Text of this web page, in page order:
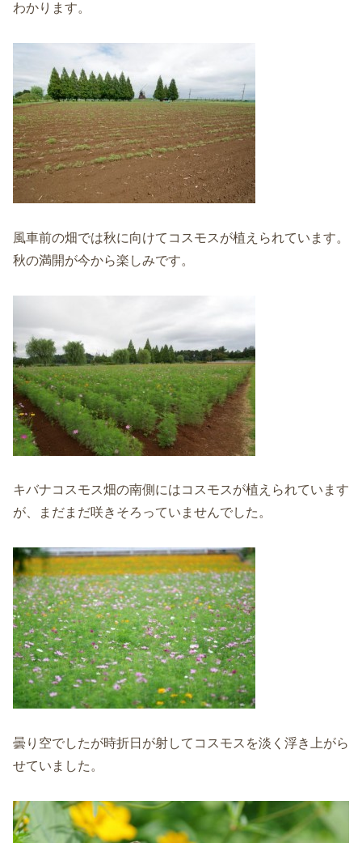
わかります。
風車前の畑では秋に向けてコスモスが植えられています。
秋の満開が今から楽しみです。
キバナコスモス畑の南側にはコスモスが植えられています
が、まだまだ咲きそろっていませんでした。
曇り空でしたが時折日が射してコスモスを淡く浮き上がら
せていました。